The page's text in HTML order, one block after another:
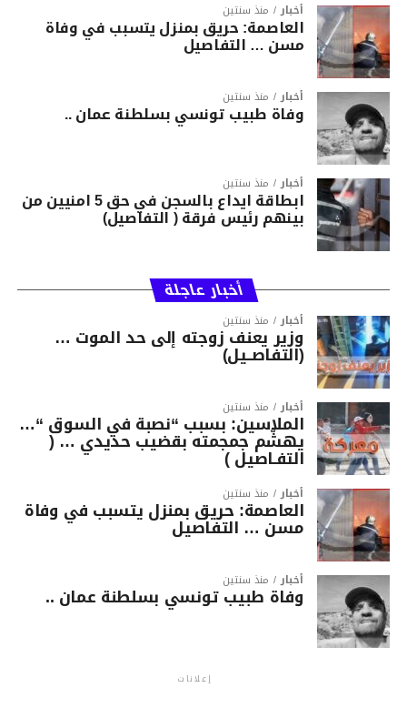
أخبار منذ سنتين
العاصمة: حريق بمنزل يتسبب في وفاة
مسن … التفاصيل
أخبار منذ سنتين
وفاة طبيب تونسي بسلطنة عمان ..
أخبار منذ سنتين
ابطاقة ايداع بالسجن في حق 5 امنيين من
بينهم رئيس فرقة ( التفاصيل)
أخبار عاجلة
أخبار منذ سنتين
وزير يعنف زوجته إلى حد الموت …
(التفاصــيل)
أخبار منذ سنتين
الملاسين: بسبب “نصبة في السوق “…
يهشّم جمجمته بقضيب حديدي … (
التفـاصيل )
أخبار منذ سنتين
العاصمة: حريق بمنزل يتسبب في وفاة
مسن … التفاصيل
أخبار منذ سنتين
وفاة طبيب تونسي بسلطنة عمان ..
إعلانات